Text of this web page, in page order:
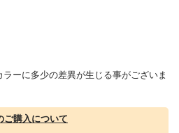
ーに多少の差異が生じる事がございま
ご購入について